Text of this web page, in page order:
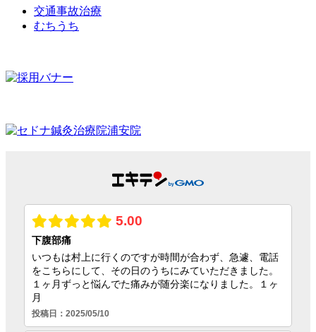
交通事故治療
むちうち